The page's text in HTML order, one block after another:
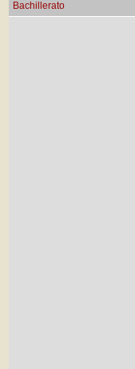
Bachillerato